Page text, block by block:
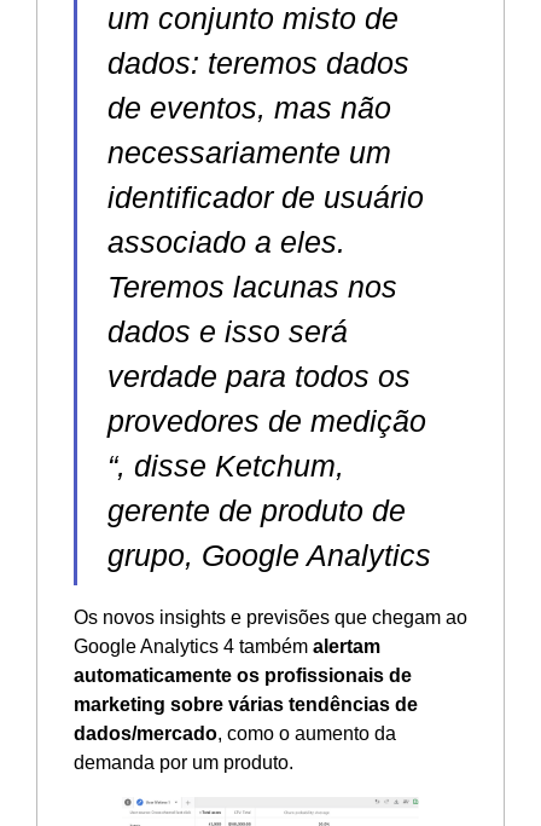
um conjunto misto de
dados: teremos dados
de eventos, mas não
necessariamente um
identificador de usuário
associado a eles.
Teremos lacunas nos
dados e isso será
verdade para todos os
provedores de medição
“, disse Ketchum,
gerente de produto de
grupo, Google Analytics
Os novos insights e previsões que chegam ao
Google Analytics 4 também alertam
automaticamente os profissionais de
marketing sobre várias tendências de
dados/mercado, como o aumento da
demanda por um produto.